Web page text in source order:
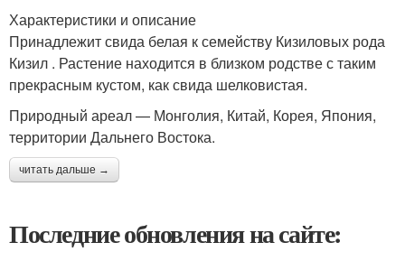
Характеристики и описание
Принадлежит свида белая к семейству Кизиловых рода
Кизил . Растение находится в близком родстве с таким
прекрасным кустом, как свида шелковистая.
Природный ареал — Монголия, Китай, Корея, Япония,
территории Дальнего Востока.
читать дальше →
Последние обновления на сайте: